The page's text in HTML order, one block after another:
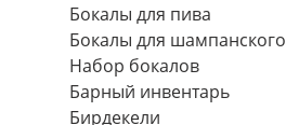
Бокалы для пива
Бокалы для шампанского
Набор бокалов
Барный инвентарь
Бирдекели